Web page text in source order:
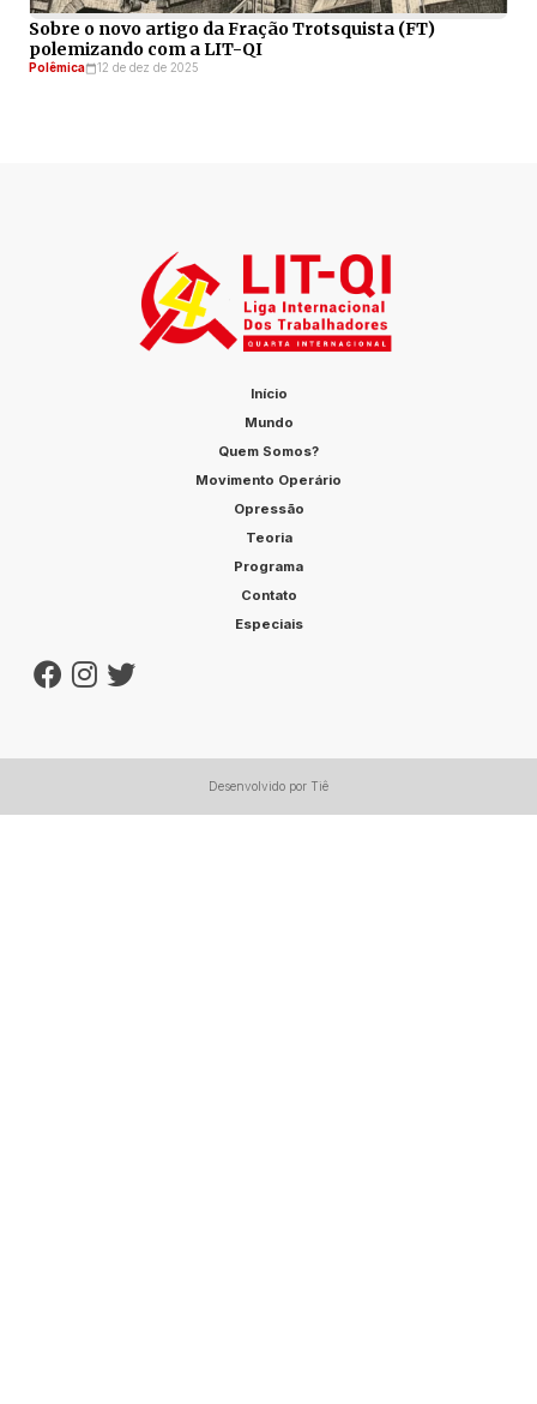
Sobre o novo artigo da Fração Trotsquista (FT)
polemizando com a LIT-QI
Polêmica 12 de dez de 2025
Início
Mundo
Quem Somos?
Movimento Operário
Opressão
Teoria
Programa
Contato
Especiais
Desenvolvido por Tiê